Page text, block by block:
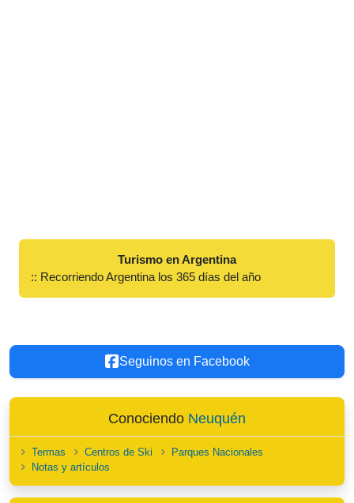
Turismo en Argentina
:: Recorriendo Argentina los 365 días del año
Seguinos en Facebook
Conociendo Neuquén
Termas Centros de Ski
Parques Nacionales
Notas y artículos